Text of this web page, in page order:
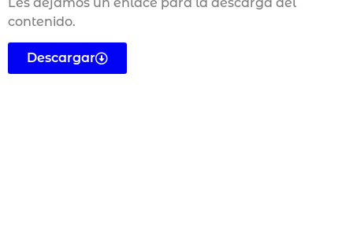
contenido.
Descargar